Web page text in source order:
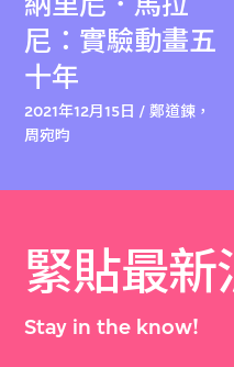
尼：實驗動畫五
十年
2021年12月15日 / 鄭道鍊，
周宛昀
緊貼最新
Stay in the know!